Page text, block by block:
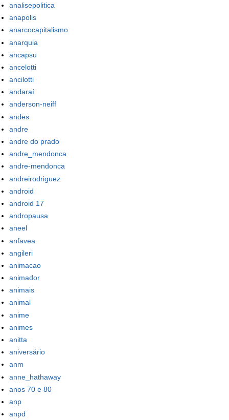
analisepolitica
anapolis
anarcocapitalismo
anarquia
ancapsu
ancelotti
ancilotti
andaraí
anderson-neiff
andes
andre
andre do prado
andre_mendonca
andre-mendonca
andreirodriguez
android
android 17
andropausa
aneel
anfavea
angileri
animacao
animador
animais
animal
anime
animes
anitta
aniversário
anm
anne_hathaway
anos 70 e 80
anp
anpd